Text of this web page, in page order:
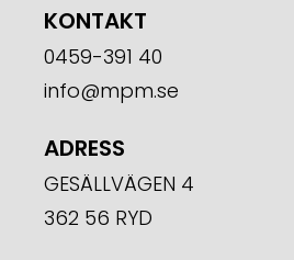
KONTAKT
0459-391 40
info@mpm.se
ADRESS
GESÄLLVÄGEN 4
362 56 RYD